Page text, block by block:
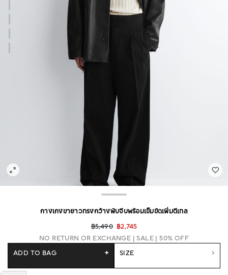
กางเกงขายาวทรงกว้างพับจีบพร้อมเข็มขัดเพิ่มดีเทล
฿5,490 ฿2,745
NO RETURN OR EXCHANGE SALE | 50% OFF
SIZE
ADD TO BAG +